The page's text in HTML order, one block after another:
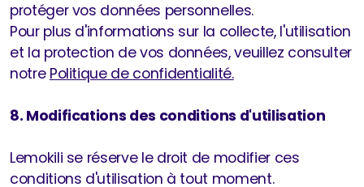
protéger vos données personnelles.
Pour plus d'informations sur la collecte, l'utilisation
et la protection de vos données, veuillez consulter
notre Politique de confidentialité.​
8. Modifications des conditions d'utilisation
Lemokili se réserve le droit de modifier ces
conditions d'utilisation à tout moment.